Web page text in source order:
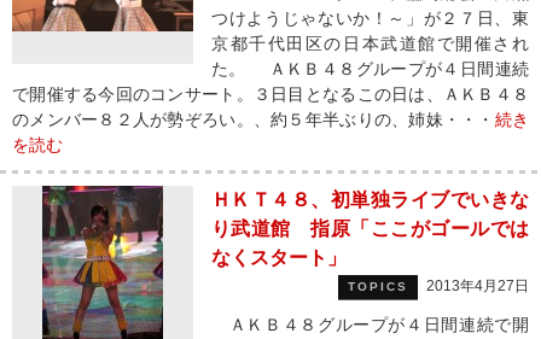
つけようじゃないか！～」が２７日、東
京都千代田区の日本武道館で開催され
た。 ＡＫＢ４８グループが４日間連続
で開催する今回のコンサート。３日目となるこの日は、ＡＫＢ４８
のメンバー８２人が勢ぞろい。、約５年半ぶりの、姉妹・・・ 続き
を読む
ＨＫＴ４８、初単独ライブでいきな
り武道館 指原「ここがゴールでは
なくスタート」
TOPICS 2013年4月27日
ＡＫＢ４８グループが４日間連続で開